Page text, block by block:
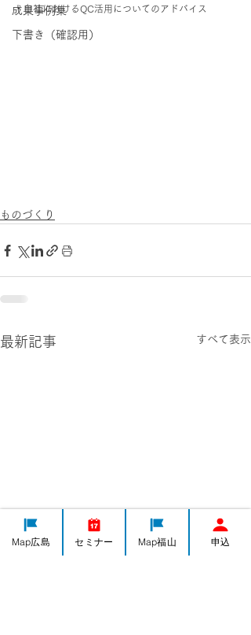
成果事例集
下書き（確認用）
・自社におけるQC活用についてのアドバイス
ものづくり
最新記事 すべて表示
Map広島 セミナー Map福山 申込